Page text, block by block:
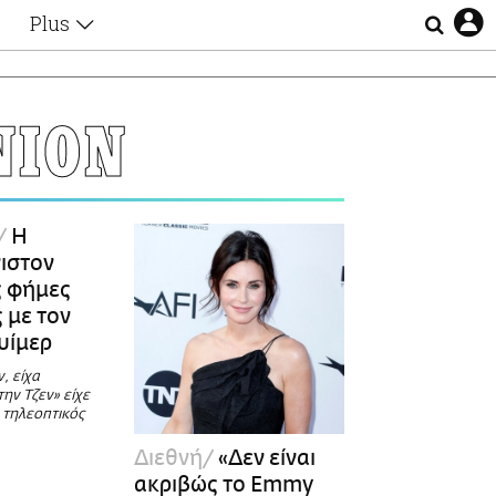
Plus
Αφιερώματα
Ζώδια
Απώλειες
Lgbtqi+
Επιλογές
Η
φήμες
με τον
είχα
Τζεν» είχε
Διεθνή «Δεν είναι
ακριβώς το Emmy